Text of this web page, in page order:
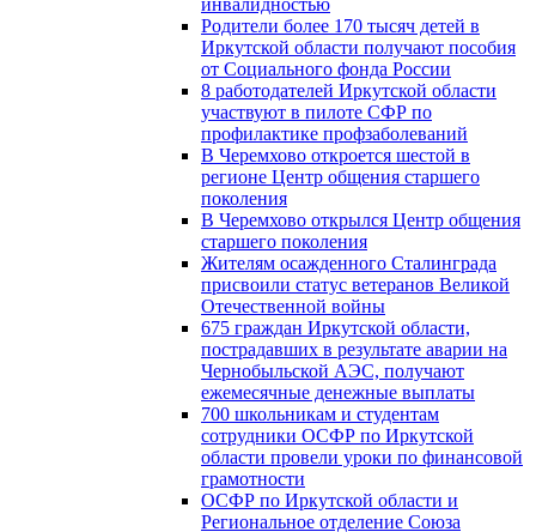
Родители более 170 тысяч детей в
Иркутской области получают пособия
от Социального фонда России
8 работодателей Иркутской области
участвуют в пилоте СФР по
профилактике профзаболеваний
В Черемхово откроется шестой в
регионе Центр общения старшего
поколения
В Черемхово открылся Центр общения
старшего поколения
Жителям осажденного Сталинграда
присвоили статус ветеранов Великой
Отечественной войны
675 граждан Иркутской области,
пострадавших в результате аварии на
Чернобыльской АЭС, получают
ежемесячные денежные выплаты
700 школьникам и студентам
сотрудники ОСФР по Иркутской
области провели уроки по финансовой
грамотности
ОСФР по Иркутской области и
Региональное отделение Союза